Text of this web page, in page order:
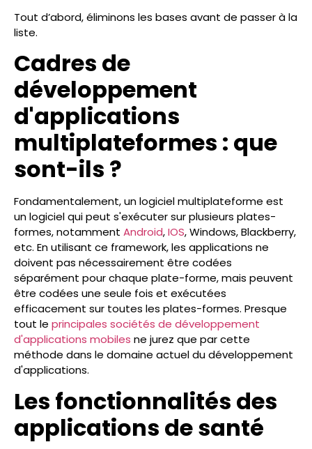
Tout d’abord, éliminons les bases avant de passer à la
liste.
Cadres de
développement
d'applications
multiplateformes : que
sont-ils ?
Fondamentalement, un logiciel multiplateforme est
un logiciel qui peut s'exécuter sur plusieurs plates-
formes, notamment Android,IOS, Windows, Blackberry,
etc. En utilisant ce framework, les applications ne
doivent pas nécessairement être codées
séparément pour chaque plate-forme, mais peuvent
être codées une seule fois et exécutées
efficacement sur toutes les plates-formes. Presque
tout le principales sociétés de développement
d'applications mobiles ne jurez que par cette
méthode dans le domaine actuel du développement
d'applications.
Les fonctionnalités des
applications de santé